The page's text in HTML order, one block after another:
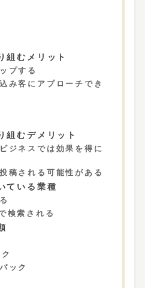
組むメリット
プする
み客にアプローチでき
組むデメリット
ジネスでは効果を得に
稿される可能性がある
ている業種
検索される
ック